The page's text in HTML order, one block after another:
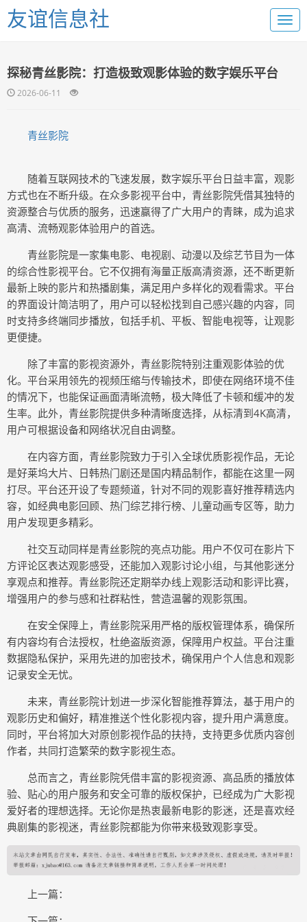
友谊信息社
探秘青丝影院：打造极致观影体验的数字娱乐平台
2026-06-11
青丝影院
随着互联网技术的飞速发展，数字娱乐平台日益丰富，观影
方式也在不断升级。在众多影视平台中，青丝影院凭借其独特的
资源整合与优质的服务，迅速赢得了广大用户的青睐，成为追求
高清、流畅观影体验用户的首选。
青丝影院是一家集电影、电视剧、动漫以及综艺节目为一体
的综合性影视平台。它不仅拥有海量正版高清资源，还不断更新
最新上映的影片和热播剧集，满足用户多样化的观看需求。平台
的界面设计简洁明了，用户可以轻松找到自己感兴趣的内容，同
时支持多终端同步播放，包括手机、平板、智能电视等，让观影
更便捷。
除了丰富的影视资源外，青丝影院特别注重观影体验的优
化。平台采用领先的视频压缩与传输技术，即使在网络环境不佳
的情况下，也能保证画面清晰流畅，极大降低了卡顿和缓冲的发
生率。此外，青丝影院提供多种清晰度选择，从标清到4K高清，
用户可根据设备和网络状况自由调整。
在内容方面，青丝影院致力于引入全球优质影视作品，无论
是好莱坞大片、日韩热门剧还是国内精品制作，都能在这里一网
打尽。平台还开设了专题频道，针对不同的观影喜好推荐精选内
容，如经典电影回顾、热门综艺排行榜、儿童动画专区等，助力
用户发现更多精彩。
社交互动同样是青丝影院的亮点功能。用户不仅可在影片下
方评论区表达观影感受，还能加入观影讨论小组，与其他影迷分
享观点和推荐。青丝影院还定期举办线上观影活动和影评比赛，
增强用户的参与感和社群粘性，营造温馨的观影氛围。
在安全保障上，青丝影院采用严格的版权管理体系，确保所
有内容均有合法授权，杜绝盗版资源，保障用户权益。平台注重
数据隐私保护，采用先进的加密技术，确保用户个人信息和观影
记录安全无忧。
未来，青丝影院计划进一步深化智能推荐算法，基于用户的
观影历史和偏好，精准推送个性化影视内容，提升用户满意度。
同时，平台将加大对原创影视作品的扶持，支持更多优质内容创
作者，共同打造繁荣的数字影视生态。
总而言之，青丝影院凭借丰富的影视资源、高品质的播放体
验、贴心的用户服务和安全可靠的版权保护，已经成为广大影视
爱好者的理想选择。无论你是热衷最新电影的影迷，还是喜欢经
典剧集的影视迷，青丝影院都能为你带来极致观影享受。
上一篇：